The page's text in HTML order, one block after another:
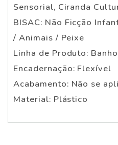
Sensorial, Ciranda
BISAC: Não Ficção
/ Animais / Peixe
Linha de Produto: Banho
Encadernação: Flexível
Acabamento: Não se
Material: Plástico